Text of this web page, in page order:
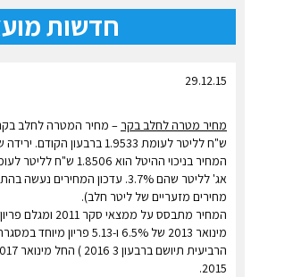
חדשות
29.12.15
מחיר מטרה לחלב בקר
ש"ח לליטר לעומת 1.9533 ברבעון הקודם. ירידה של 6.47 אג' לליטר שהם 3.3%.
אג' לליטר שהם 3.7%. עדכון
מחירים מזעריים של ליטר חלב).
2015.